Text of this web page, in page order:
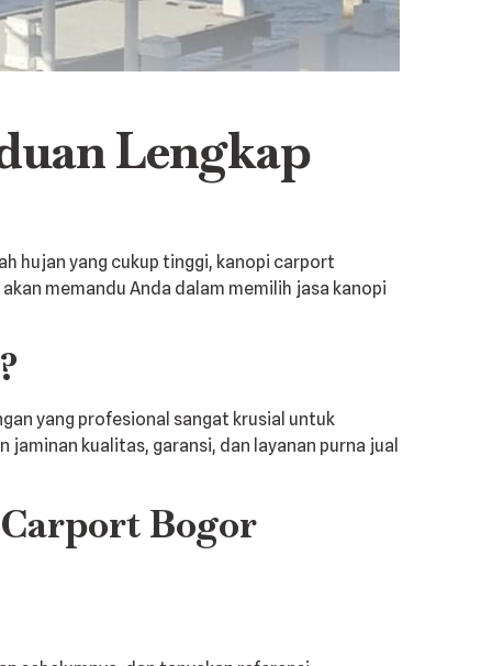
Lengkap
hujan yang cukup tinggi, kanopi carport
memandu Anda dalam memilih jasa kanopi
yang profesional sangat krusial untuk
kualitas, garansi, dan layanan purna jual
Bogor